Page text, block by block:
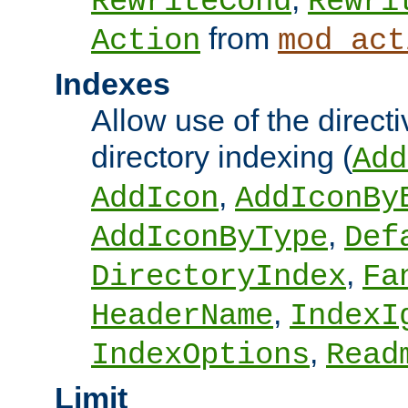
Action from
Indexes
Allow use of the
directory indexing (
AddIcon,
AddIconByType,
DirectoryIndex,
HeaderName,
IndexOptions,
Limit